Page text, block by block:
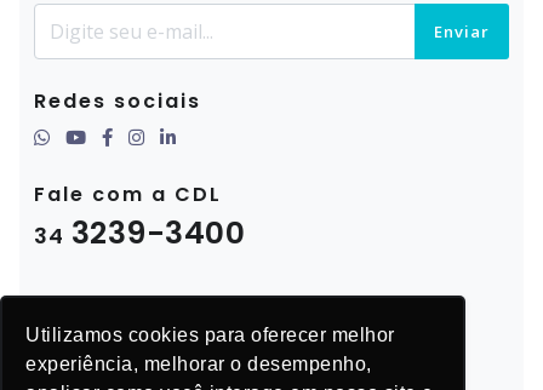
Utilizamos cookies para oferecer melhor
experiência, melhorar o desempenho,
Enviar
Redes sociais
Fale com a CDL
34 3239-3400